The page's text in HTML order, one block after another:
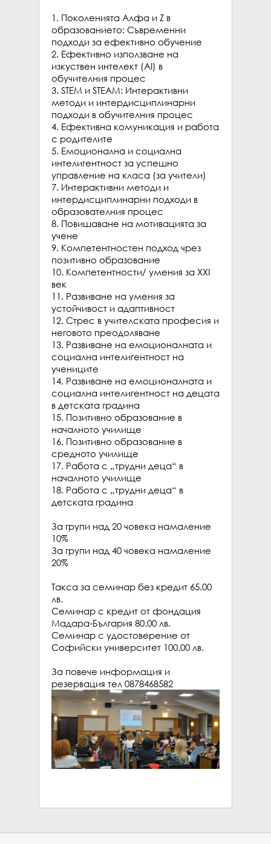
1. Поколенията Алфа и Z в
образованието: Съвременни
подходи за ефективно обучение
2. Ефективно използване на
изкуствен интелект (AI) в
обучителния процес
3. STEM и STEAM: Интерактивни
методи и интердисциплинарни
подходи в обучителния процес
4. Ефективна комуникация и работа
с родителите
5. Eмоционална и социална
интелигентност за успешно
управление на класа (за учители)
7. Интерактивни методи и
интердисциплинарни подходи в
образователния процес
8. Повишаване на мотивацията за
учене
9. Компетентностен подход чрез
позитивно образование
10. Компетентности/ умения за XXI
век
11. Развиване на умения за
устойчивост и адаптивност
12. Стрес в учителската професия и
неговото преодоляване
13. Развиване на емоционалната и
социална интелигентност на
учениците
14. Развиване на емоционалната и
социална интелигентност на децата
в детската градина
15. Позитивно образование в
началното училище
16. Позитивно образование в
средното училище
17. Работа с „трудни деца“ в
началното училище
18. Работа с „трудни деца“ в
детската градина
За групи над 20 човека намаление
10%
За групи над 40 човека намаление
20%
Такса за семинар без кредит 65.00
лв.
Семинар с кредит от фондация
Мадара-България 80.00 лв.
Семинар с удостоверение от
Софийски университет 100.00 лв.
За повече информация и
резервация тел 0878468582